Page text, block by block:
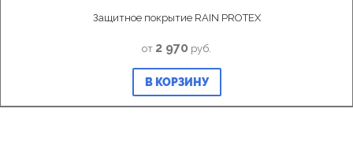
Защитное покрытие RAIN PROTEX
от 2 970 руб.
В КОРЗИНУ